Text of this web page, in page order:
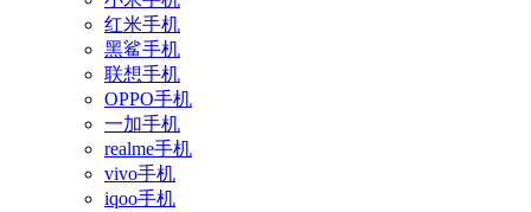
红米手机
黑鲨手机
联想手机
OPPO手机
一加手机
realme手机
vivo手机
iqoo手机